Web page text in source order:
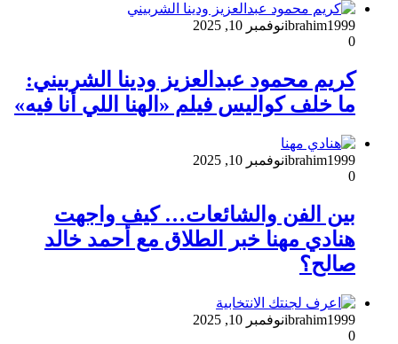
ibrahim1999نوفمبر 10, 2025
0
كريم محمود عبدالعزيز ودينا الشربيني:
ما خلف كواليس فيلم «الهنا اللي أنا فيه»
ibrahim1999نوفمبر 10, 2025
0
بين الفن والشائعات… كيف واجهت
هنادي مهنا خبر الطلاق مع أحمد خالد
صالح؟
ibrahim1999نوفمبر 10, 2025
0